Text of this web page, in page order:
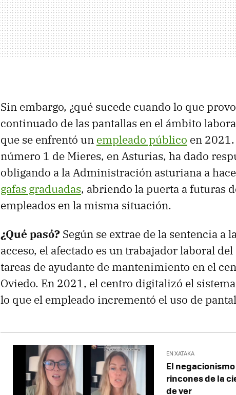
Sin embargo, ¿qué sucede cuando lo que
continuado de las pantallas en el ámbito
que se enfrentó un empleado público en
número 1 de Mieres, en Asturias, ha dado
obligando a la Administración asturiana a
gafas graduadas, abriendo la puerta a futuras
empleados en la misma situación.
¿Qué pasó? Según se extrae de la sentencia a
acceso, el afectado es un trabajador laboral
tareas de ayudante de mantenimiento en el
Oviedo. En 2021, el centro digitalizó el
lo que el empleado incrementó el uso de
EN XATAKA
El
rincones de la
de ver